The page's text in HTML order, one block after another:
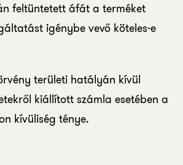
feltüntetett áfát a terméket
igénybe vevő köteles-e
területi hatályán kívül
kiállított számla esetében a
kívüliség ténye.